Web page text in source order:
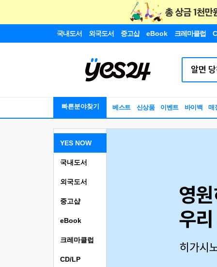
국내도서 외국도서 중고샵 eBook 크레마클럽
빠른분야찾기 베스트 신상품 이벤트 바이백 매
YES NOW
국내도서
외국도서
중고샵
eBook
크레마클럽
CD/LP